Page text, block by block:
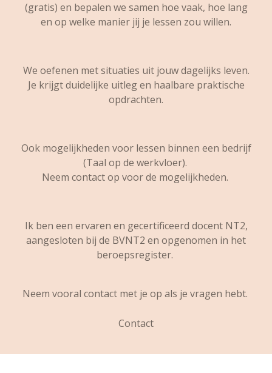
(gratis) en bepalen we samen hoe vaak, hoe lang
en op welke manier jij je lessen zou willen.
We oefenen met situaties uit jouw dagelijks leven.
Je krijgt duidelijke uitleg en haalbare praktische
opdrachten.
Ook mogelijkheden voor lessen binnen een bedrijf
(Taal op de werkvloer).
Neem contact op voor de mogelijkheden.
Ik ben een ervaren en gecertificeerd docent NT2,
aangesloten bij de BVNT2 en opgenomen in het
beroepsregister.
Neem vooral contact met je op als je vragen hebt.
Contact